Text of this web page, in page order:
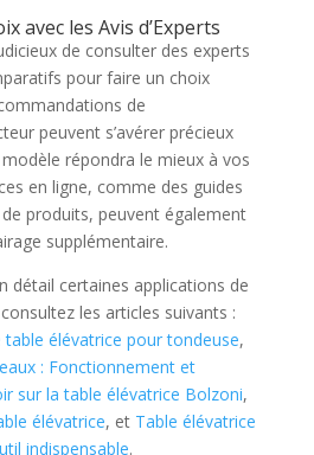
avec les Avis d’Experts
de consulter des experts
pour faire un choix
de
peuvent s’avérer précieux
répondra le mieux à vos
en ligne, comme des guides
produits, peuvent également
supplémentaire.
détail certaines applications de
les articles suivants :
élévatrice pour tondeuse,
: Fonctionnement et
sur la table élévatrice Bolzoni,
élévatrice, et Table élévatrice
indispensable.